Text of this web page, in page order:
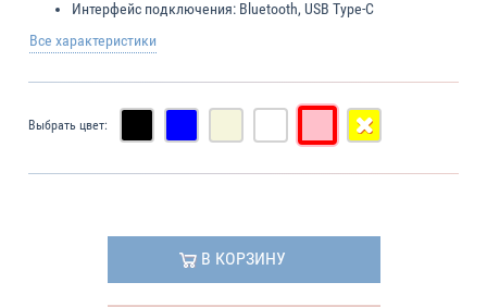
Интерфейс подключения: Bluetooth, USB Type-C
Все характеристики
Выбрать цвет:
В КОРЗИНУ